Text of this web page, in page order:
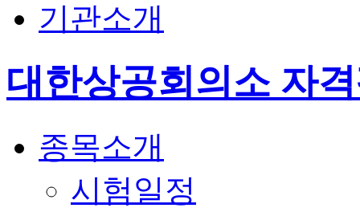
기관소개
대한상공회의소 자
종목소개
시험일정